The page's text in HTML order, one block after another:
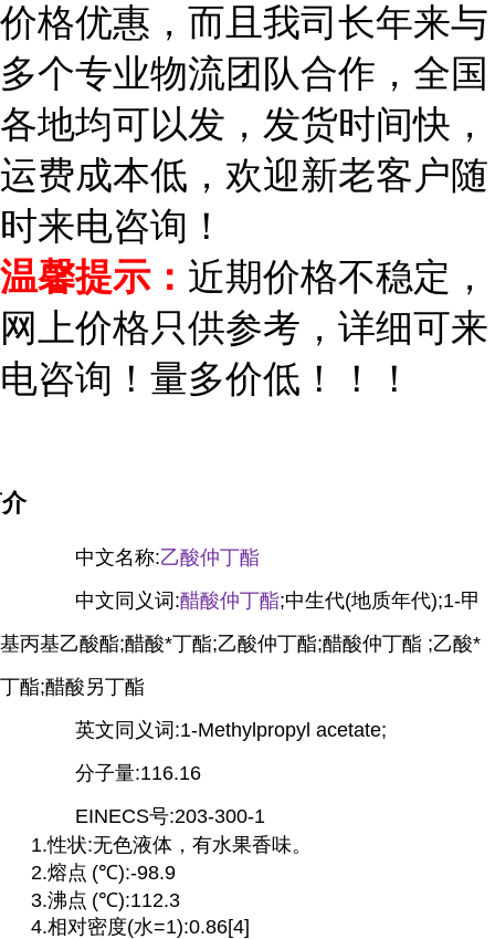
价格优惠，而且我司长年来与
多个专业物流团队合作，全国
各地均可以发，发货时间快，
运费成本低，欢迎新老客户随
时来电咨询！
温馨提示： 近期价格不稳定，
网上价格只供参考，详细可来
电咨询！量多价低！！！
中文名称:乙酸仲丁酯
中文同义词:醋酸仲丁酯;中生代(地质年代);1-甲
基丙基乙酸酯;醋酸*丁酯;乙酸仲丁酯;醋酸仲丁酯 ;乙酸*
丁酯;醋酸另丁酯
英文同义词:1-Methylpropyl acetate;
分子量:116.16
EINECS号:203-300-1
1.性状:无色液体，有水果香味。
2.熔点 (℃):-98.9
3.沸点 (℃):112.3
4.相对密度(水=1):0.86[4]